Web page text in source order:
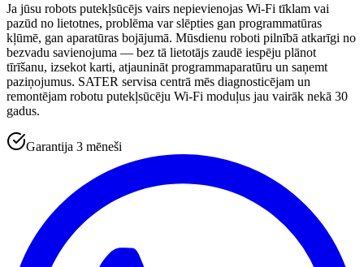
Ja jūsu robots putekļsūcējs vairs nepievienojas Wi-Fi tīklam vai
pazūd no lietotnes, problēma var slēpties gan programmatūras
kļūmē, gan aparatūras bojājumā. Mūsdienu roboti pilnībā atkarīgi no
bezvadu savienojuma — bez tā lietotājs zaudē iespēju plānot
tīrīšanu, izsekot karti, atjaunināt programmaparatūru un saņemt
paziņojumus. SATER servisa centrā mēs diagnosticējam un
remontējam robotu putekļsūcēju Wi-Fi moduļus jau vairāk nekā 30
gadus.
Garantija 3 mēneši